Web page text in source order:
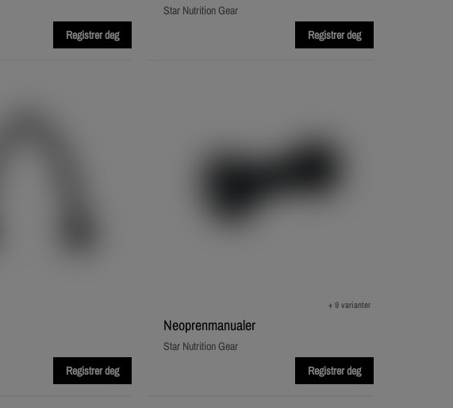
Registrer deg
Star Nutrition Gear
Registrer deg
Registrer deg
Neoprenmanualer
+ 9 varianter
Star Nutrition Gear
Registrer deg